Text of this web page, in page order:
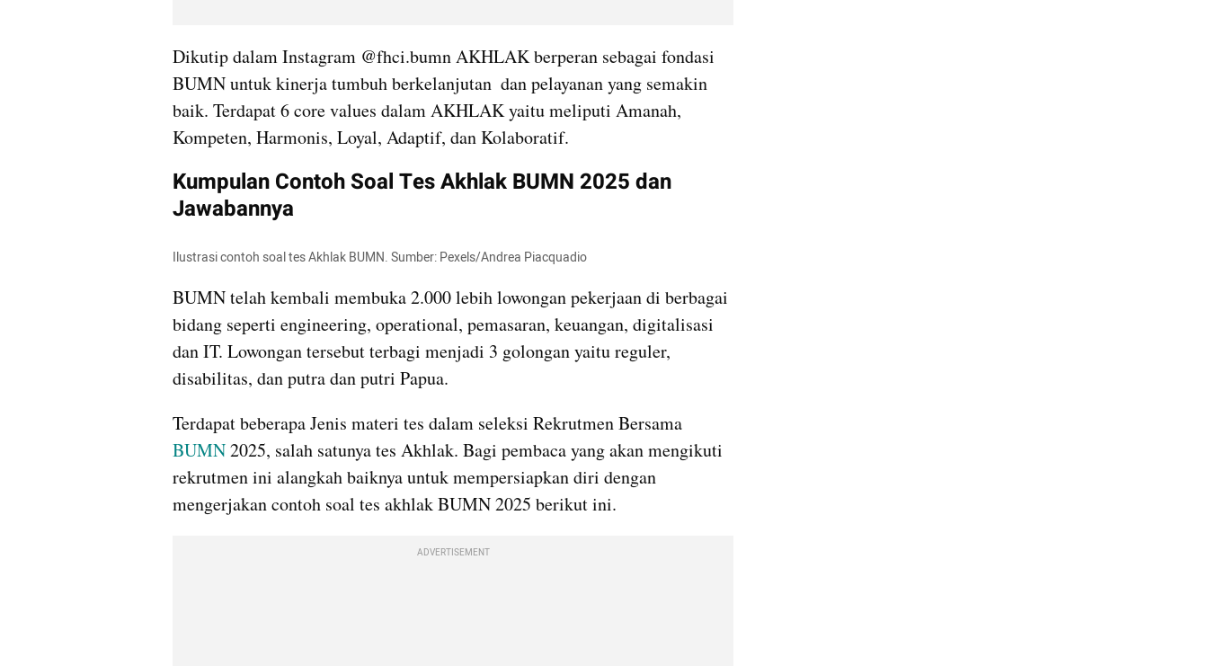
Dikutip dalam Instagram @fhci.bumn AKHLAK berperan sebagai fondasi
BUMN untuk kinerja tumbuh berkelanjutan  dan pelayanan yang semakin
baik. Terdapat 6 core values dalam AKHLAK yaitu meliputi Amanah,
Kompeten, Harmonis, Loyal, Adaptif, dan Kolaboratif.
Kumpulan Contoh Soal Tes Akhlak BUMN 2025 dan
Jawabannya
Ilustrasi contoh soal tes Akhlak BUMN. Sumber: Pexels/Andrea Piacquadio
BUMN telah kembali membuka 2.000 lebih lowongan pekerjaan di berbagai
bidang seperti engineering, operational, pemasaran, keuangan, digitalisasi
dan IT. Lowongan tersebut terbagi menjadi 3 golongan yaitu reguler,
disabilitas, dan putra dan putri Papua.
BUMN 2025, salah satunya tes Akhlak. Bagi pembaca yang akan mengikuti
rekrutmen ini alangkah baiknya untuk mempersiapkan diri dengan
mengerjakan contoh soal tes akhlak BUMN 2025 berikut ini.
ADVERTISEMENT